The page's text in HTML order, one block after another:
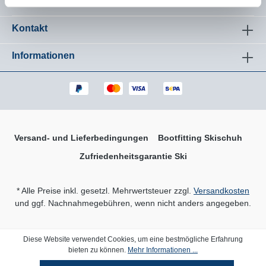
Kontakt
Informationen
Versand- und Lieferbedingungen
Bootfitting Skischuh
Zufriedenheitsgarantie Ski
* Alle Preise inkl. gesetzl. Mehrwertsteuer zzgl. Versandkosten
und ggf. Nachnahmegebühren, wenn nicht anders angegeben.
Diese Website verwendet Cookies, um eine bestmögliche Erfahrung
bieten zu können. Mehr Informationen ...